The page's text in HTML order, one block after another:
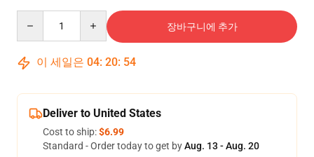
장바구니에 추가
이 세일은 04: 20: 54
Deliver to United States
Cost to ship:$6.99
Standard - Order today to get byAug. 13 - Aug. 20